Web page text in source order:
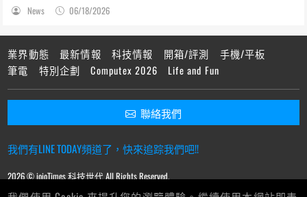
News 06/18/2026
業界動態 最新情報 科技情報 開箱/評測
手機/平板
筆電
特別企劃 Computex 2026 Life and Fun
聯絡我們
我們有LINE TODAY頻道了，快來追踪我們吧!!
2026 © ioioTimes 科技世代 All Rights Reserved.